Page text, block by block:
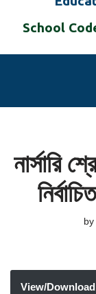
School
নার্সারি
by
View/Download